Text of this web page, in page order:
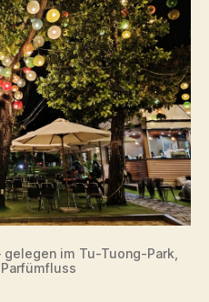
gelegen im Tu-Tuong-Park,